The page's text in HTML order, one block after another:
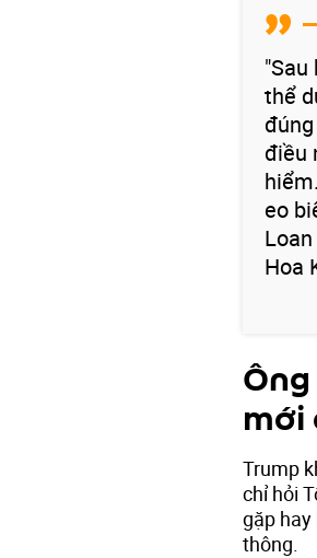
thể
điều
eo
Hoa
mới
Trump
chỉ hỏi
gặp
thông.